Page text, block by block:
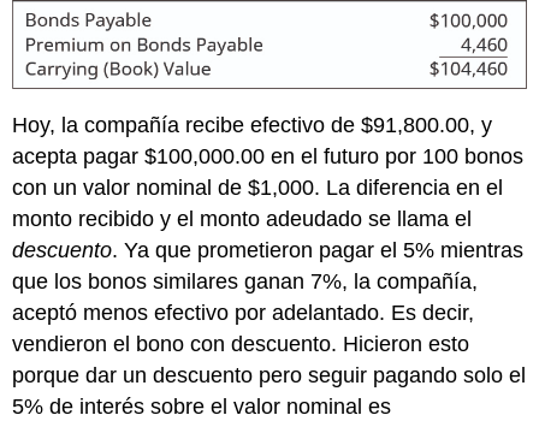
Hoy, la compañía recibe efectivo de $91,800.00, y
acepta pagar $100,000.00 en el futuro por 100 bonos
con un valor nominal de $1,000. La diferencia en el
monto recibido y el monto adeudado se llama el
descuento. Ya que prometieron pagar el 5% mientras
que los bonos similares ganan 7%, la compañía,
aceptó menos efectivo por adelantado. Es decir,
vendieron el bono con descuento. Hicieron esto
porque dar un descuento pero seguir pagando solo el
5% de interés sobre el valor nominal es